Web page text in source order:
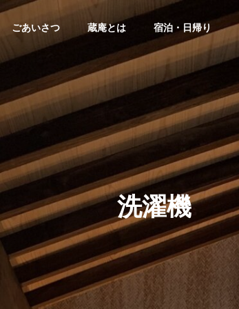
ごあいさつ 蔵庵とは 宿泊・日帰り
洗濯機